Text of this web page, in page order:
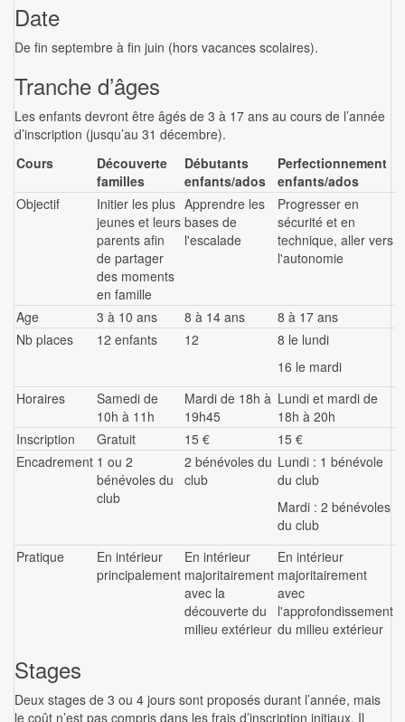
Date
De fin septembre à fin juin (hors vacances scolaires).
Tranche d’âges
Les enfants devront être âgés de 3 à 17 ans au cours de l’année
d’inscription (jusqu’au 31 décembre).
Cours
Découverte
familles
Débutants
enfants/ados
Perfectionnement
enfants/ados
Objectif
Initier les plus
jeunes et leurs
parents afin
de partager
des moments
en famille
Apprendre les
bases de
l'escalade
Progresser en
sécurité et en
technique, aller vers
l'autonomie
Age 3 à 10 ans 8 à 14 ans
8 à 17 ans
Nb places
12 enfants 12
8 le lundi
16 le mardi
Horaires
Samedi de
10h à 11h
Mardi de 18h à
19h45
Lundi et mardi de
18h à 20h
Inscription
Gratuit 15 €
15 €
Encadrement 1 ou 2
bénévoles du
club
2 bénévoles du
club
Lundi : 1 bénévole
du club
Mardi : 2 bénévoles
du club
Pratique
En intérieur
principalement
En intérieur
majoritairement
avec la
découverte du
milieu extérieur
En intérieur
majoritairement
avec
l'approfondissement
du milieu extérieur
Stages
Deux stages de 3 ou 4 jours sont proposés durant l’année, mais
le coût n’est pas compris dans les frais d’inscription initiaux. Il